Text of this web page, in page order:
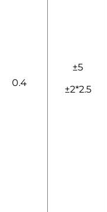
0.4
±5
±2*2.5